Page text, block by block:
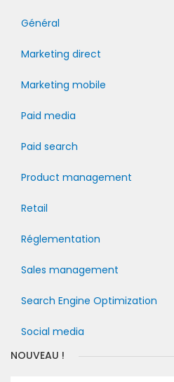
Général
Marketing direct
Marketing mobile
Paid media
Paid search
Product management
Retail
Réglementation
Sales management
Search Engine Optimization
Social media
NOUVEAU !